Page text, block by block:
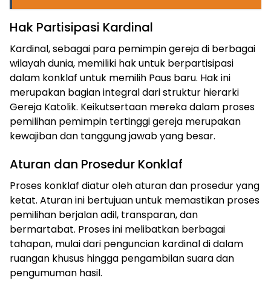
Hak Partisipasi Kardinal
Kardinal, sebagai para pemimpin gereja di berbagai
wilayah dunia, memiliki hak untuk berpartisipasi
dalam konklaf untuk memilih Paus baru. Hak ini
merupakan bagian integral dari struktur hierarki
Gereja Katolik. Keikutsertaan mereka dalam proses
pemilihan pemimpin tertinggi gereja merupakan
kewajiban dan tanggung jawab yang besar.
Aturan dan Prosedur Konklaf
Proses konklaf diatur oleh aturan dan prosedur yang
ketat. Aturan ini bertujuan untuk memastikan proses
pemilihan berjalan adil, transparan, dan
bermartabat. Proses ini melibatkan berbagai
tahapan, mulai dari penguncian kardinal di dalam
ruangan khusus hingga pengambilan suara dan
pengumuman hasil.